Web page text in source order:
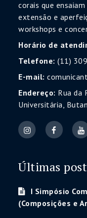
corais que
extensão e
workshops e
Horário de
Telefone: (11)
E-mail:
Endereço: Rua da
Universitária,
Últimas
I Simpósio
(Composições e